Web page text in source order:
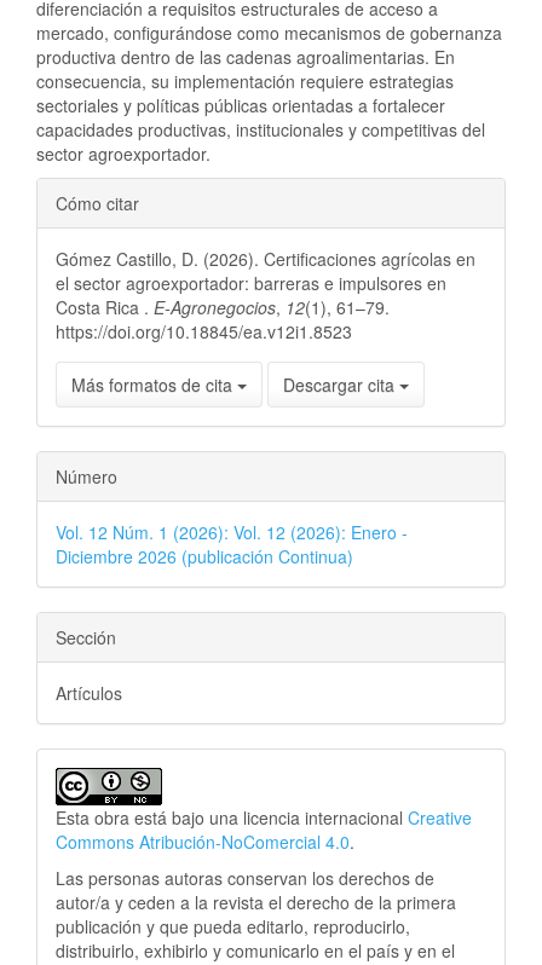
diferenciación a requisitos estructurales de acceso a
mercado, configurándose como mecanismos de gobernanza
productiva dentro de las cadenas agroalimentarias. En
consecuencia, su implementación requiere estrategias
sectoriales y políticas públicas orientadas a fortalecer
capacidades productivas, institucionales y competitivas del
sector agroexportador.
Detalles
del
artículo
Cómo citar
Gómez Castillo, D. (2026). Certificaciones agrícolas en
el sector agroexportador: barreras e impulsores en
Costa Rica . E-Agronegocios, 12(1), 61–79.
https://doi.org/10.18845/ea.v12i1.8523
Más formatos de cita Descargar cita
Número
Vol. 12 Núm. 1 (2026): Vol. 12 (2026): Enero -
Diciembre 2026 (publicación Continua)
Sección
Artículos
Esta obra está bajo una licencia internacional Creative
Commons Atribución-NoComercial 4.0.
Las personas autoras conservan los derechos de
autor/a y ceden a la revista el derecho de la primera
publicación y que pueda editarlo, reproducirlo,
distribuirlo, exhibirlo y comunicarlo en el país y en el